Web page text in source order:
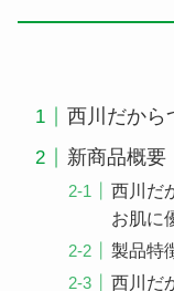
西川だから
新商品概要
西川だ
お肌に
製品特
西川だ